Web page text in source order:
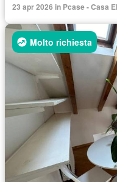
23 apr 2026 in Pcase - Casa
Molto richiesta